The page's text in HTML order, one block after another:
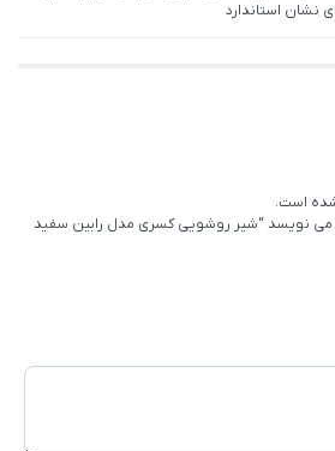
نشان استاندارد
است.
می نویسد “شیر روشویی کسری مدل رابین سفید